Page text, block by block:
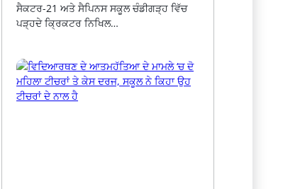
ਸੈਕਟਰ-21 ਅਤੇ ਸੈਪਿਨਸ ਸਕੂਲ ਚੰਡੀਗੜ੍ਹ ਵਿੱਚ
ਪੜ੍ਹਦੇ ਕ੍ਰਿਕਟਰ ਨਿਖਿਲ…